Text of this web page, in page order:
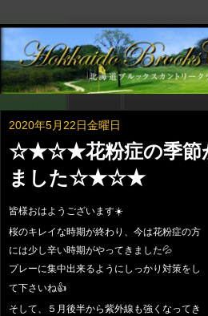
2020年5月22日金曜日
☆★☆★花粉症の季節
ました☆★☆★
皆様おはようございます☀️
桜のキレイな時期が終わり、今は花粉症の方
には少し辛い時期がやってきました💦
プレーに集中出来るようにしっかり対策をし
て下さいね👍
そして、５月後半から紫外線も強くなってき